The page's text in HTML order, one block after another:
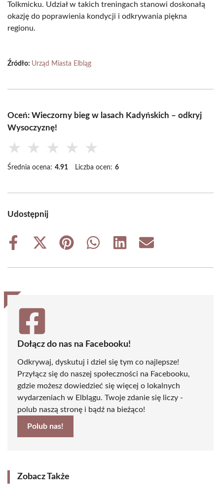
Tolkmicku. Udział w takich treningach stanowi doskonałą
okazję do poprawienia kondycji i odkrywania piękna
regionu.
Źródło: Urząd Miasta Elbląg
Oceń: Wieczorny bieg w lasach Kadyńskich – odkryj
Wysoczyznę!
★ ★ ★ ★ ★
Średnia ocena: 4.91 Liczba ocen: 6
Udostępnij
Share
Share
(Twitter)
Share
Share
Share
Share
Dołącz do nas na Facebooku!
Odkrywaj, dyskutuj i dziel się tym co najlepsze!
Przyłącz się do naszej społeczności na Facebooku,
gdzie możesz dowiedzieć się więcej o lokalnych
wydarzeniach w Elblągu. Twoje zdanie się liczy -
polub naszą stronę i bądź na bieżąco!
Polub nas!
Zobacz Także